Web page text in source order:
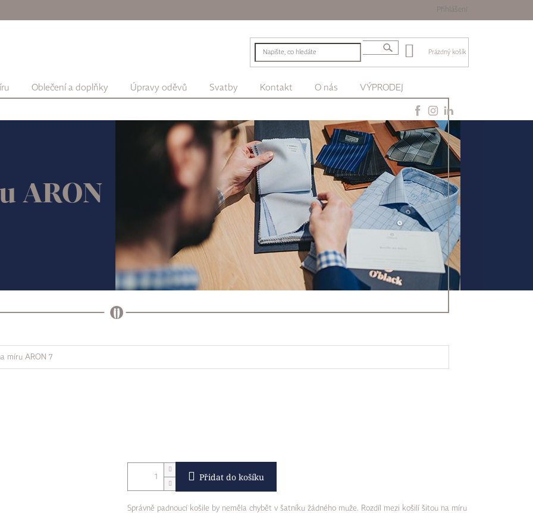
Přihlášení
Prázdný košík
Oblečení a doplňky Úpravy oděvů Svatby Kontakt O nás VÝPRODEJ
ARON
míru ARON 7
Přidat do košíku
Správně padnoucí košile by neměla chybět v šatníku žádného muže. Rozdíl mezi košilí šitou na míru